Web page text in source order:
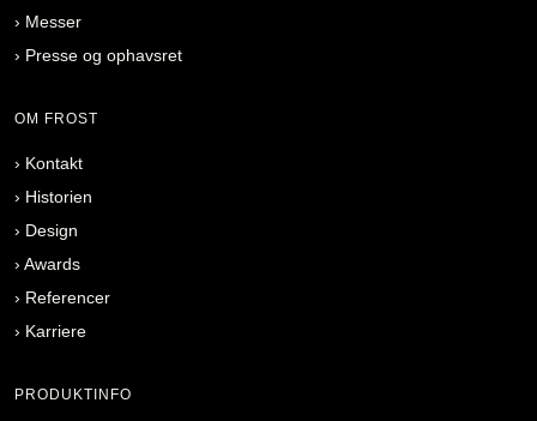
› Messer
› Presse og ophavsret
OM FROST
› Kontakt
› Historien
› Design
› Awards
› Referencer
› Karriere
PRODUKTINFO